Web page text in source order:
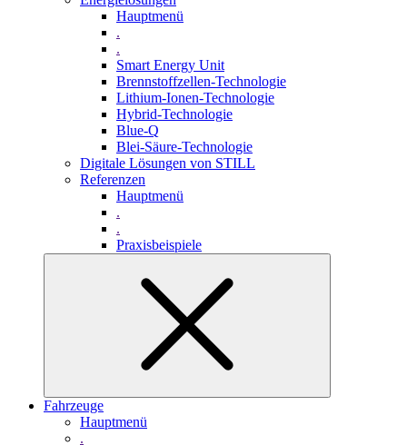
Hauptmenü
.
.
Smart Energy Unit
Brennstoffzellen-Technologie
Lithium-Ionen-Technologie
Hybrid-Technologie
Blue-Q
Blei-Säure-Technologie
Digitale Lösungen von STILL
Referenzen
Hauptmenü
.
.
Praxisbeispiele
Fahrzeuge
Hauptmenü
.